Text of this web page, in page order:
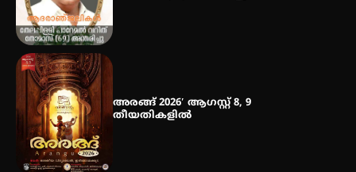
അരങ്ങ് 2026′ ആഗസ്റ്റ് 8, 9
തീയതികളിൽ